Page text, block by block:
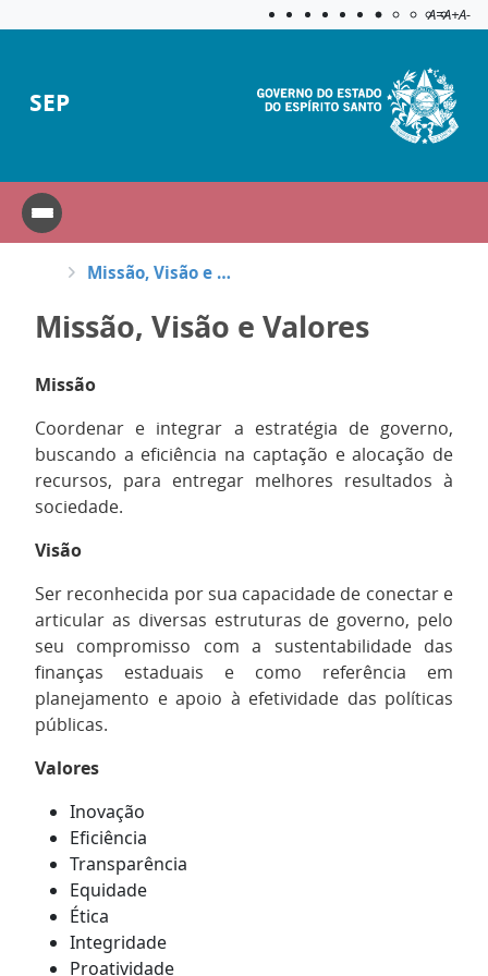
Aplicar
A=A+A-
SEP
Missão, Visão e Valores
Missão, Visão e Valores
Missão
Coordenar e integrar a estratégia de governo,
buscando a eficiência na captação e alocação de
recursos, para entregar melhores resultados à
sociedade.
Visão
Ser reconhecida por sua capacidade de conectar e
articular as diversas estruturas de governo, pelo
seu compromisso com a sustentabilidade das
finanças estaduais e como referência em
planejamento e apoio à efetividade das políticas
públicas.
Valores
Inovação
Eficiência
Transparência
Equidade
Ética
Integridade
Proatividade